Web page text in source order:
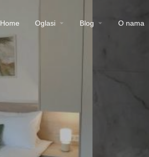
Home Oglasi Blog O nama